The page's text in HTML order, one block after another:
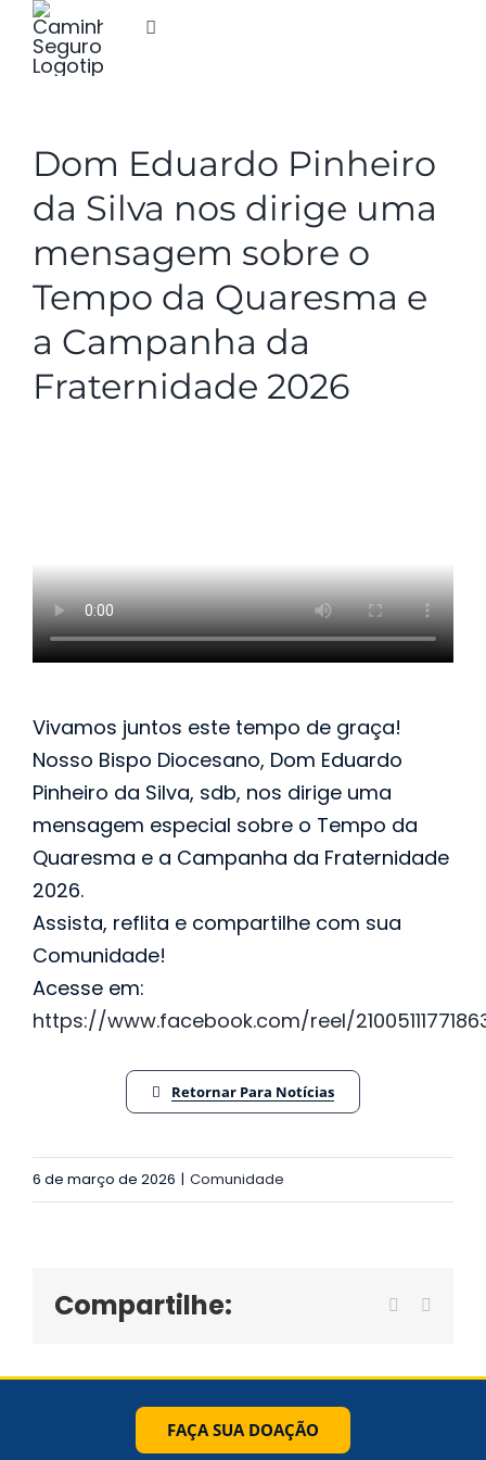
para
Alternar
Eventos
Assistência Social
Notícias
Doações
Contato
Dom Eduardo Pinheiro
da Silva nos dirige uma
mensagem sobre o
Tempo da Quaresma e
a Campanha da
Fraternidade 2026
Vivamos juntos este tempo de graça!
Nosso Bispo Diocesano, Dom Eduardo
Pinheiro da Silva, sdb, nos dirige uma
mensagem especial sobre o Tempo da
Quaresma e a Campanha da Fraternidade
2026.
Assista, reflita e compartilhe com sua
Comunidade!
Acesse em:
https://www.facebook.com/reel/
Retornar Para Notícias
6 de março de 2026 | Comunidade
Compartilhe: Facebook
FAÇA SUA DOAÇÃO